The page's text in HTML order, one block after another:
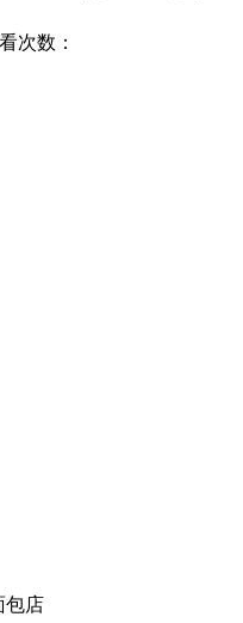
次数：
包店